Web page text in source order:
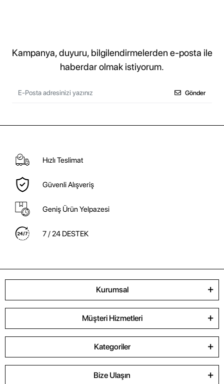
Kampanya, duyuru, bilgilendirmelerden e-posta ile
haberdar olmak istiyorum.
Gönder
Hızlı Teslimat
Güvenli Alışveriş
Geniş Ürün Yelpazesi
7 / 24 DESTEK
Kurumsal
Müşteri Hizmetleri
Kategoriler
Bize Ulaşın